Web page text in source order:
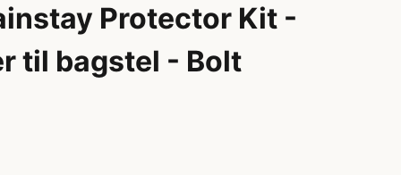
Protector Kit -
til bagstel - Bolt